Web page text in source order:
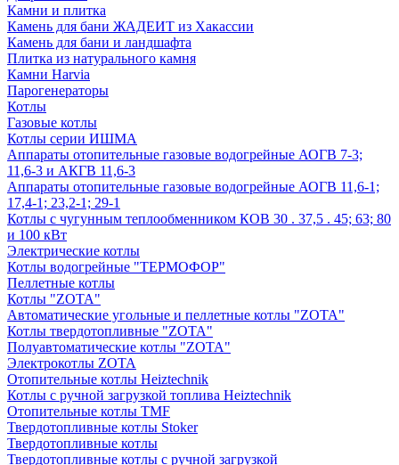
Камни и плитка
Камень для бани ЖАДЕИТ из Хакассии
Камень для бани и ландшафта
Плитка из натурального камня
Камни Harvia
Парогенераторы
Котлы
Газовые котлы
Котлы серии ИШМА
Аппараты отопительные газовые водогрейные АОГВ 7-3;
11,6-3 и АКГВ 11,6-3
Аппараты отопительные газовые водогрейные АОГВ 11,6-1;
17,4-1; 23,2-1; 29-1
Котлы с чугунным теплообменником КОВ 30 . 37,5 . 45; 63; 80
и 100 кВт
Электрические котлы
Котлы водогрейные "ТЕРМОФОР"
Пеллетные котлы
Котлы "ZOTA"
Автоматические угольные и пеллетные котлы "ZOTA"
Котлы твердотопливные "ZOTA"
Полуавтоматические котлы "ZOTA"
Электрокотлы ZOTA
Отопительные котлы Heiztechnik
Котлы с ручной загрузкой топлива Heiztechnik
Отопительные котлы TMF
Твердотопливные котлы Stoker
Твердотопливные котлы
Твердотопливные котлы с ручной загрузкой